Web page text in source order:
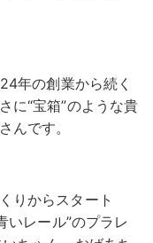
年の創業から続く
に“宝箱”のような貴
んです。
りからスタート
いレール”のプラレ